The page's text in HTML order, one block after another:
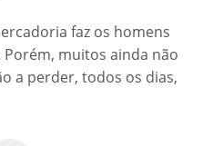
faz os homens
muitos ainda não
a perder, todos os dias,